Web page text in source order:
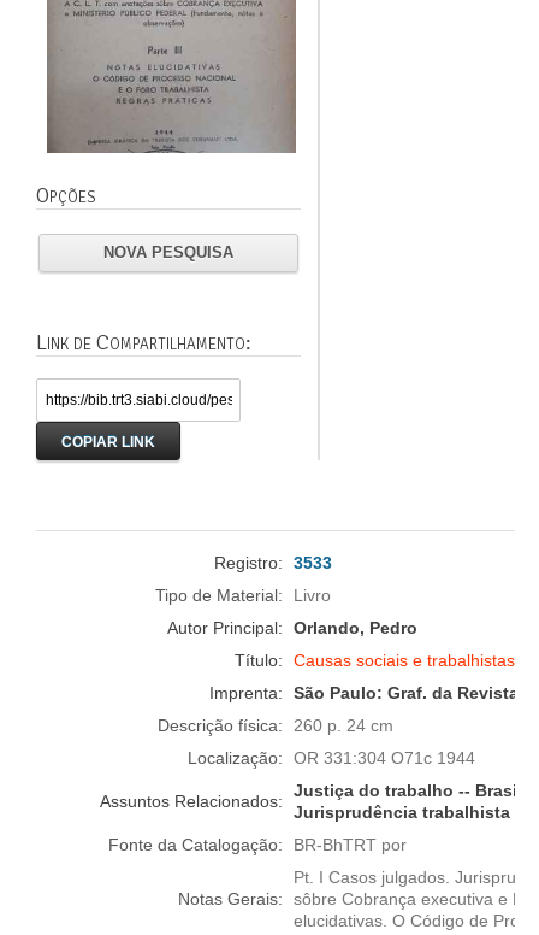
Opções
NOVA PESQUISA
Link de Compartilhamento:
COPIAR LINK
Registro:
3533
Tipo de Material:
Livro
Autor Principal:
Orlando, Pedro
Título:
Causas sociais e trabalhistas
Imprenta:
São Paulo: Graf. da Revista
Descrição física:
260 p. 24 cm
Localização:
OR 331:304 O71c 1944
Assuntos Relacionados:
Justiça do trabalho -- Brasil
Jurisprudência trabalhista --
Fonte da Catalogação:
BR-BhTRT por
Notas Gerais:
Pt. I Casos julgados.
sôbre Cobrança executiva e
elucidativas. O Código de